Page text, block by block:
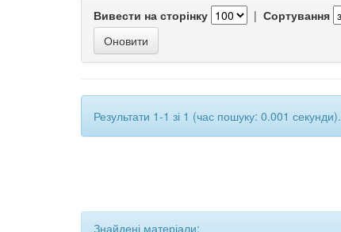
Вивести на сторінку | Сортування
Результати 1-1 зі 1 (час пошуку: 0.001 секунди).
Знайдені матеріали: